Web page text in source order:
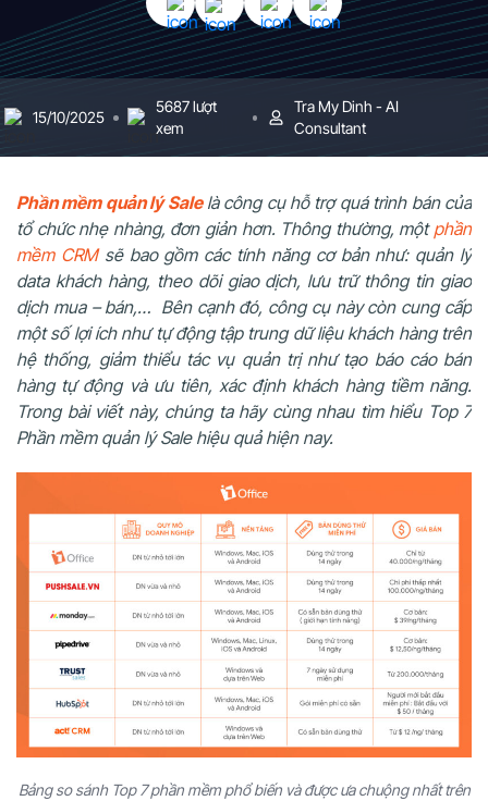
15/10/2025
5687 lượt
xem
Tra My Dinh - AI
Consultant
Phần mềm quản lý Salelà công cụ hỗ trợ quá trình bán của
tổ chức nhẹ nhàng, đơn giản hơn. Thông thường, một phần
mềm CRMsẽ bao gồm các tính năng cơ bản như: quản lý
data khách hàng, theo dõi giao dịch, lưu trữ thông tin giao
dịch mua – bán,… Bên cạnh đó, công cụ này còn cung cấp
một số lợi ích như tự động tập trung dữ liệu khách hàng trên
hệ thống, giảm thiểu tác vụ quản trị như tạo báo cáo bán
hàng tự động và ưu tiên, xác định khách hàng tiềm năng.
Trong bài viết này, chúng ta hãy cùng nhau tìm hiểu Top 7
Phần mềm quản lý Sale hiệu quả hiện nay.
Bảng so sánh Top 7 phần mềm phổ biến và được ưa chuộng nhất trên